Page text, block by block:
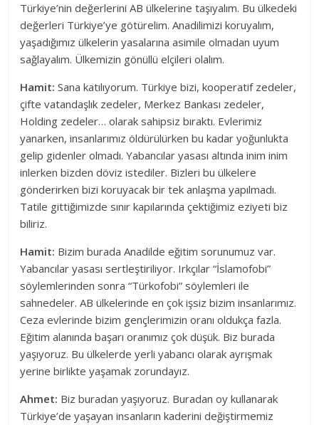
Türkiye’nin değerlerini AB ülkelerine taşıyalım. Bu ülkedeki
değerleri Türkiye’ye götürelim. Anadilimizi koruyalım,
yaşadığımız ülkelerin yasalarına asimile olmadan uyum
sağlayalım. Ülkemizin gönüllü elçileri olalım.
Hamit: Sana katılıyorum. Türkiye bizi, kooperatif zedeler,
çifte vatandaşlık zedeler, Merkez Bankası zedeler,
Holding zedeler… olarak sahipsiz bıraktı. Evlerimiz
yanarken, insanlarımız öldürülürken bu kadar yoğunlukta
gelip gidenler olmadı. Yabancılar yasası altında inim inim
inlerken bizden döviz istediler. Bizleri bu ülkelere
gönderirken bizi koruyacak bir tek anlaşma yapılmadı.
Tatile gittiğimizde sınır kapılarında çektiğimiz eziyeti biz
biliriz.
Hamit: Bizim burada Anadilde eğitim sorunumuz var.
Yabancılar yasası sertleştiriliyor. Irkçılar “İslamofobi”
söylemlerinden sonra “Türkofobi” söylemleri ile
sahnedeler. AB ülkelerinde en çok işsiz bizim insanlarımız.
Ceza evlerinde bizim gençlerimizin oranı oldukça fazla.
Eğitim alanında başarı oranımız çok düşük. Biz burada
yaşıyoruz. Bu ülkelerde yerli yabancı olarak ayrışmak
yerine birlikte yaşamak zorundayız.
Ahmet: Biz buradan yaşıyoruz. Buradan oy kullanarak
Türkiye’de yaşayan insanların kaderini değiştirmemiz